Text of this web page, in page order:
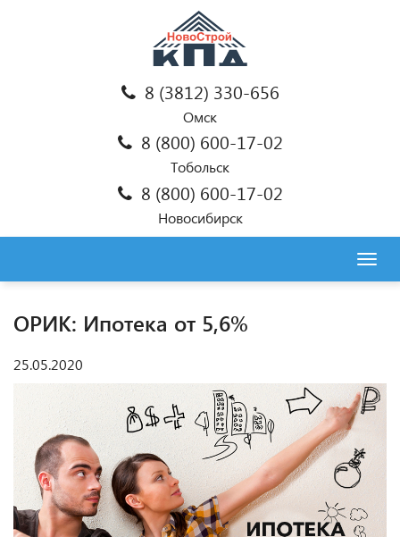
8 (3812) 330-656
Омск
8 (800) 600-17-02
Тобольск
8 (800) 600-17-02
Новосибирск
ОРИК: Ипотека от 5,6%
25.05.2020